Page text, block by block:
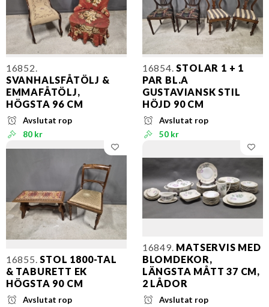
16852.
SVANHALSFÅTÖLJ &
EMMAFÅTÖLJ,
HÖGSTA 96 CM
Avslutat rop
80 kr
16854. STOLAR 1 + 1
PAR BL.A
GUSTAVIANSK STIL
HÖJD 90 CM
Avslutat rop
50 kr
16855. STOL 1800-TAL
& TABURETT EK
HÖGSTA 90 CM
Avslutat rop
16849. MATSERVIS MED
BLOMDEKOR,
LÄNGSTA MÅTT 37 CM,
2 LÅDOR
Avslutat rop